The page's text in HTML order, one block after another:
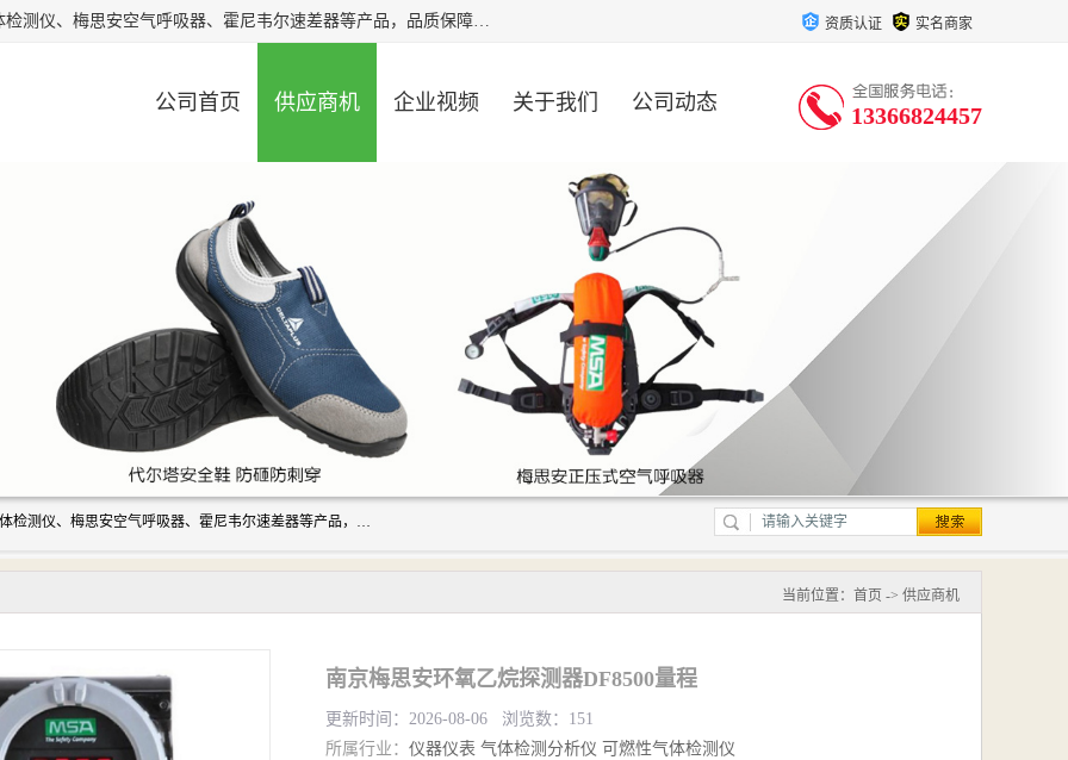
北京中创汇安科贸有限公司专业生产救援三脚架、天鹰4X气体检测仪、梅思安空气呼吸器、霍尼韦尔速差器等产品，品质保障，价格合理，欢迎在线致电咨询。 资质认证 实名商家
公司首页 供应商机 企业视频 关于我们 公司动态 13366824457
北京中创汇安科贸有限公司专业生产救援三脚架、天鹰4X气体检测仪、梅思安空气呼吸器、霍尼韦尔速差器等产品，品质保障，价格合理，欢迎在线致电咨询。
当前位置： 首页 -> 供应商机
南京梅思安环氧乙烷探测器DF8500量程
更新时间：2026-08-06 浏览数：151
所属行业： 仪器仪表 气体检测分析仪 可燃性气体检测仪